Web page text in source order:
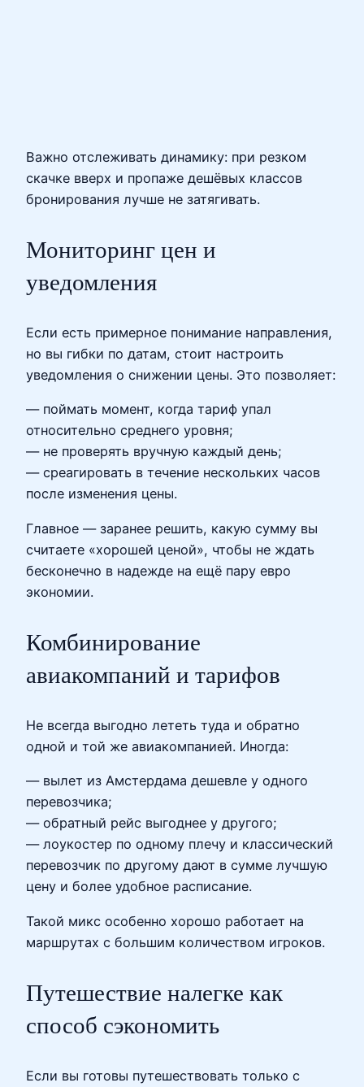
Важно отслеживать динамику: при резком
скачке вверх и пропаже дешёвых классов
бронирования лучше не затягивать.
Мониторинг цен и
уведомления
Если есть примерное понимание направления,
но вы гибки по датам, стоит настроить
уведомления о снижении цены. Это позволяет:
— поймать момент, когда тариф упал
относительно среднего уровня;
— не проверять вручную каждый день;
— среагировать в течение нескольких часов
после изменения цены.
Главное — заранее решить, какую сумму вы
считаете «хорошей ценой», чтобы не ждать
бесконечно в надежде на ещё пару евро
экономии.
Комбинирование
авиакомпаний и тарифов
Не всегда выгодно лететь туда и обратно
одной и той же авиакомпанией. Иногда:
— вылет из Амстердама дешевле у одного
перевозчика;
— обратный рейс выгоднее у другого;
— лоукостер по одному плечу и классический
перевозчик по другому дают в сумме лучшую
цену и более удобное расписание.
Такой микс особенно хорошо работает на
маршрутах с большим количеством игроков.
Путешествие налегке как
способ сэкономить
Если вы готовы путешествовать только с